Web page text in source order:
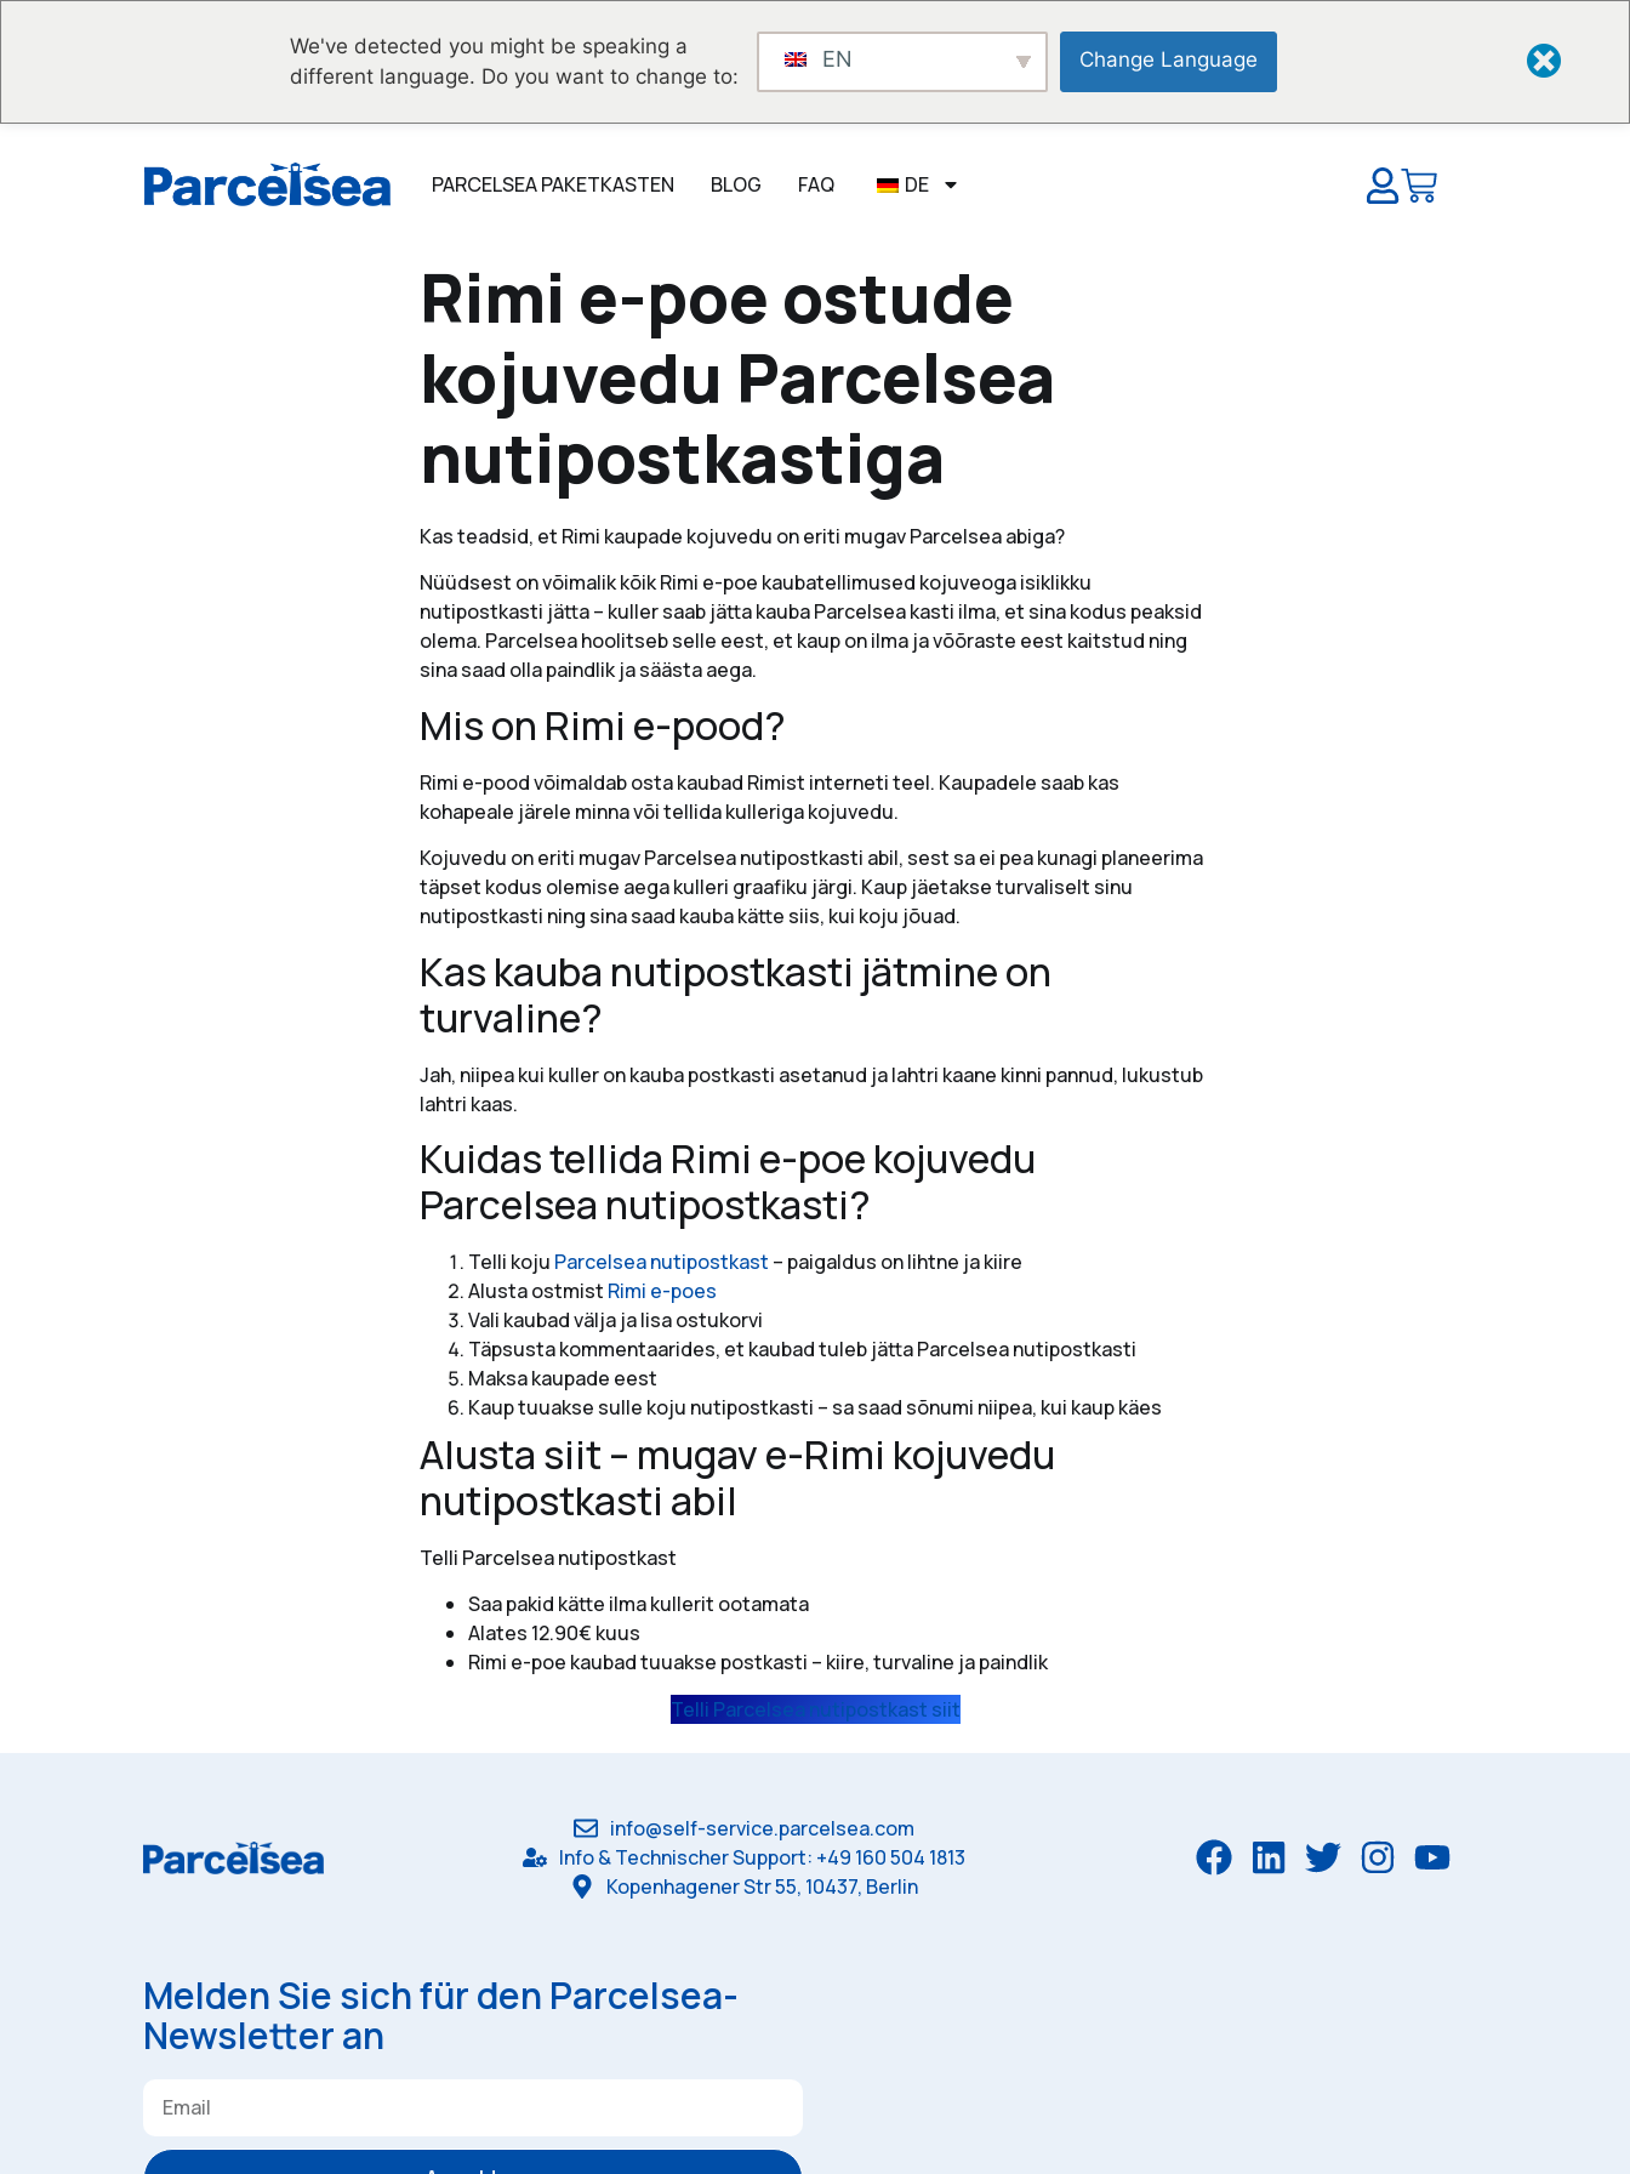
We've detected you might be speaking a
different language. Do you want to change to:
EN Change Language
PARCELSEA PAKETKASTEN BLOG FAQ DE
Rimi e-poe ostude
kojuvedu Parcelsea
nutipostkastiga
Kas teadsid, et Rimi kaupade kojuvedu on eriti mugav Parcelsea abiga?
Nüüdsest on võimalik kõik Rimi e-poe kaubatellimused kojuveoga isiklikku
nutipostkasti jätta – kuller saab jätta kauba Parcelsea kasti ilma, et sina kodus peaksid
olema. Parcelsea hoolitseb selle eest, et kaup on ilma ja võõraste eest kaitstud ning
sina saad olla paindlik ja säästa aega.
Mis on Rimi e-pood?
Rimi e-pood võimaldab osta kaubad Rimist interneti teel. Kaupadele saab kas
kohapeale järele minna või tellida kulleriga kojuvedu.
Kojuvedu on eriti mugav Parcelsea nutipostkasti abil, sest sa ei pea kunagi planeerima
täpset kodus olemise aega kulleri graafiku järgi. Kaup jäetakse turvaliselt sinu
nutipostkasti ning sina saad kauba kätte siis, kui koju jõuad.
Kas kauba nutipostkasti jätmine on
turvaline?
Jah, niipea kui kuller on kauba postkasti asetanud ja lahtri kaane kinni pannud, lukustub
lahtri kaas.
Kuidas tellida Rimi e-poe kojuvedu
Parcelsea nutipostkasti?
Telli koju Parcelsea nutipostkast – paigaldus on lihtne ja kiire
Alusta ostmist Rimi e-poes
Vali kaubad välja ja lisa ostukorvi
Täpsusta kommentaarides, et kaubad tuleb jätta Parcelsea nutipostkasti
Maksa kaupade eest
Kaup tuuakse sulle koju nutipostkasti – sa saad sõnumi niipea, kui kaup käes
Alusta siit – mugav e-Rimi kojuvedu
nutipostkasti abil
Telli Parcelsea nutipostkast
Saa pakid kätte ilma kullerit ootamata
Alates 12.90€ kuus
Rimi e-poe kaubad tuuakse postkasti – kiire, turvaline ja paindlik
Telli Parcelsea nutipostkast siit
info@self-service.parcelsea.com
Info & Technischer Support: +49 160 504 1813
Kopenhagener Str 55, 10437, Berlin
Melden Sie sich für den Parcelsea-
Newsletter an